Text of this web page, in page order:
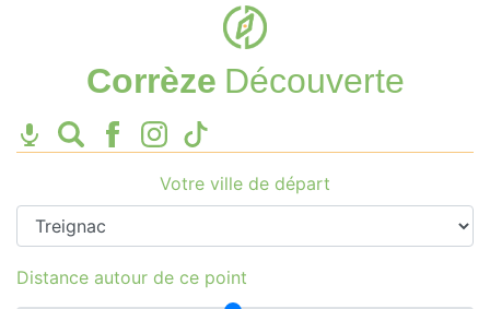
Corrèze Découverte
Votre ville de départ
Distance autour de ce point